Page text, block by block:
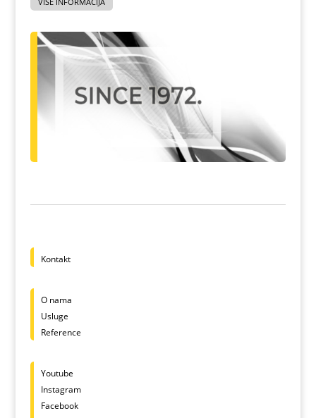
Kontakt
O nama
Usluge
Reference
Youtube
Instagram
Facebook